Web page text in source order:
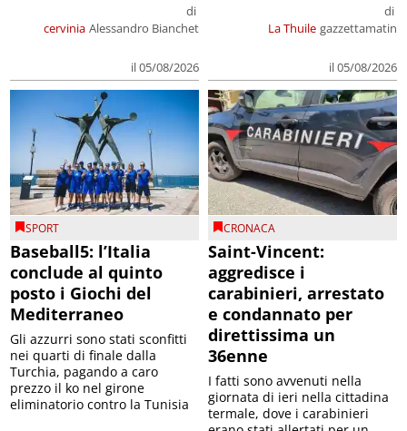
cervinia
di
Alessandro Bianchet
il 05/08/2026
La Thuile
di
gazzettamatin
il 05/08/2026
SPORT
Baseball5: l’Italia
conclude al quinto
posto i Giochi del
Mediterraneo
Gli azzurri sono stati sconfitti
nei quarti di finale dalla
Turchia, pagando a caro
prezzo il ko nel girone
eliminatorio contro la Tunisia
CRONACA
Saint-Vincent:
aggredisce i
carabinieri, arrestato
e condannato per
direttissima un
36enne
I fatti sono avvenuti nella
giornata di ieri nella cittadina
termale, dove i carabinieri